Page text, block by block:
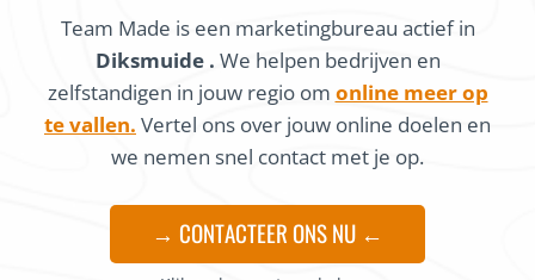
Team Made is een marketingbureau actief in
Diksmuide . We helpen bedrijven en
zelfstandigen in jouw regio om online meer op
te vallen. Vertel ons over jouw online doelen en
we nemen snel contact met je op.
→ CONTACTEER ONS NU ←